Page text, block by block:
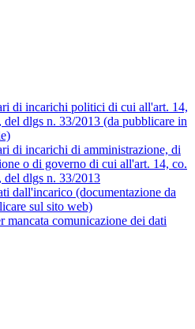
di incarichi politici di cui all'art. 14,
del dlgs n. 33/2013 (da pubblicare in
di incarichi di amministrazione, di
o di governo di cui all'art. 14, co.
del dlgs n. 33/2013
dall'incarico (documentazione da
sul sito web)
mancata comunicazione dei dati